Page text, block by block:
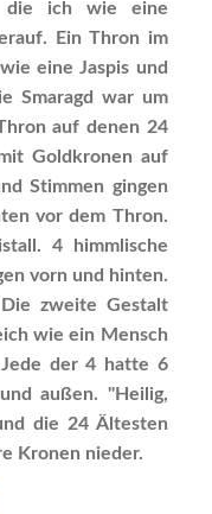
die ich wie eine
Ein Thron im
eine Jaspis und
Smaragd war um
auf denen 24
Goldkronen auf
Stimmen gingen
vor dem Thron.
4 himmlische
vorn und hinten.
zweite Gestalt
wie ein Mensch
der 4 hatte 6
außen. "Heilig,
die 24 Ältesten
Kronen nieder.